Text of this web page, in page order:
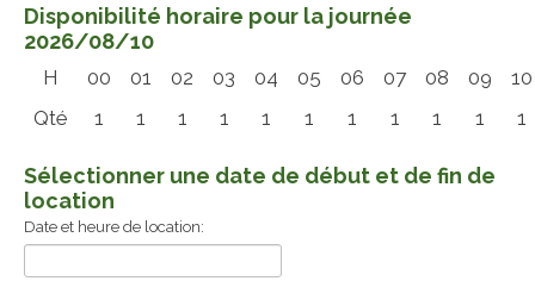
Disponibilité horaire pour la journée
2026/08/10
H 00 01 02 03 04 05 06 07 08 09
10
Qté
1 1 1 1 1 1 1 1 1 1 1
Sélectionner une date de début et de fin de
location
Date et heure de location: